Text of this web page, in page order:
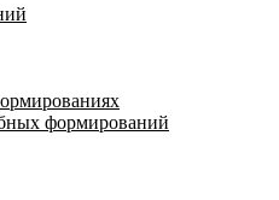
формирований